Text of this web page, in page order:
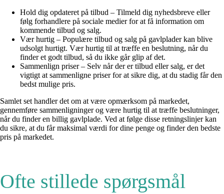
Hold dig opdateret på tilbud – Tilmeld dig nyhedsbreve eller
følg forhandlere på sociale medier for at få information om
kommende tilbud og salg.
Vær hurtig – Populære tilbud og salg på gavlplader kan blive
udsolgt hurtigt. Vær hurtig til at træffe en beslutning, når du
finder et godt tilbud, så du ikke går glip af det.
Sammenlign priser – Selv når der er tilbud eller salg, er det
vigtigt at sammenligne priser for at sikre dig, at du stadig får den
bedst mulige pris.
Samlet set handler det om at være opmærksom på markedet,
gennemføre sammenligninger og være hurtig til at træffe beslutninger,
når du finder en billig gavlplade. Ved at følge disse retningslinjer kan
du sikre, at du får maksimal værdi for dine penge og finder den bedste
pris på markedet.
Ofte stillede spørgsmål